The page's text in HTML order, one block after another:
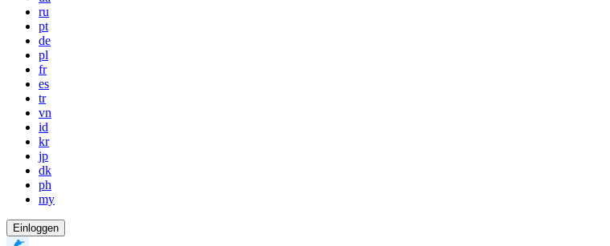
ru
pt
de
pl
fr
es
tr
vn
id
kr
jp
dk
ph
my
Einloggen